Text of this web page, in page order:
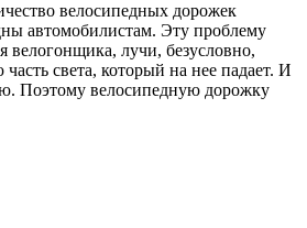
велосипедных дорожек
автомобилистам. Эту проблему
лучи, безусловно,
света, который на нее падает. И
Поэтому велосипедную дорожку